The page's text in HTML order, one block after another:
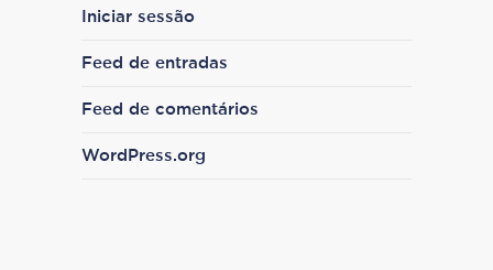
Iniciar sessão
Feed de entradas
Feed de comentários
WordPress.org